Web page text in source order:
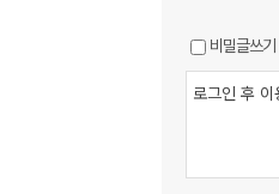
비밀글쓰기